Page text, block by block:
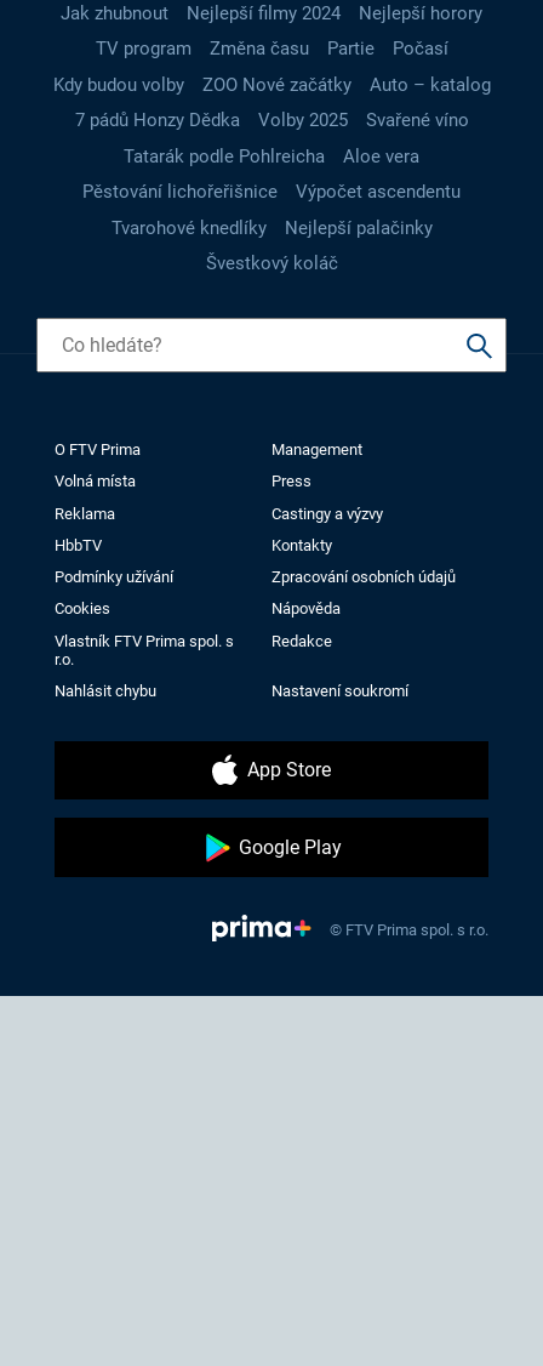
Jak zhubnout Nejlepší filmy 2024
Nejlepší horory
TV program
Změna času Partie
Počasí
Kdy budou volby
ZOO Nové začátky
Auto – katalog
7 pádů Honzy Dědka
Volby 2025
Svařené víno
Tatarák podle Pohlreicha
Aloe vera
Pěstování lichořeřišnice
Výpočet ascendentu
Tvarohové knedlíky
Nejlepší palačinky
Švestkový koláč
O FTV Prima
Management
Volná místa
Press
Reklama
Castingy a výzvy
HbbTV
Kontakty
Podmínky užívání
Zpracování osobních údajů
Cookies
Nápověda
Vlastník FTV Prima spol. s
r.o.
Redakce
Nahlásit chybu Nastavení soukromí
App Store
Google Play
© FTV Prima spol. s r.o.